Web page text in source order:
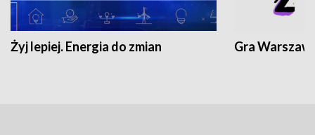
Żyj lepiej. Energia do zmian Gra